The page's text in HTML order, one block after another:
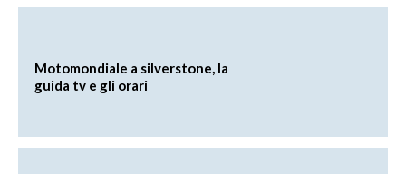
Motomondiale a silverstone, la
guida tv e gli orari